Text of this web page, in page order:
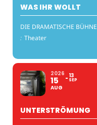
WAS IHR WOLLT
DIE DRAMATISCHE BÜHNE
: Theater
2026
15
AUG
13
SEP
UNTERSTRÖMUNG